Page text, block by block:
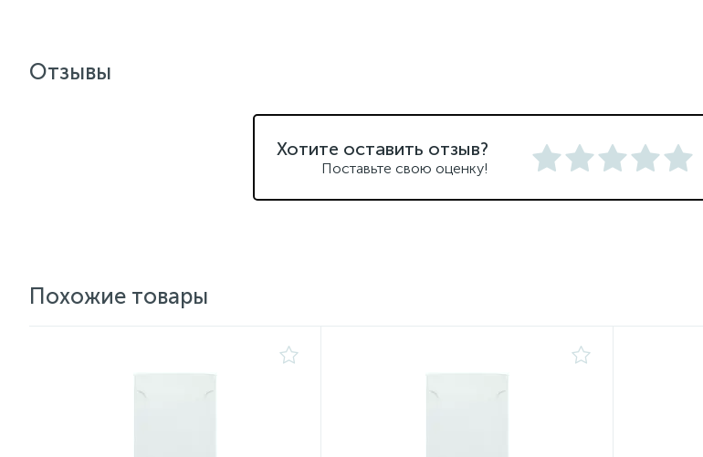
Отзывы
Хотите оставить отзыв?
Поставьте свою оценку!
Похожие товары